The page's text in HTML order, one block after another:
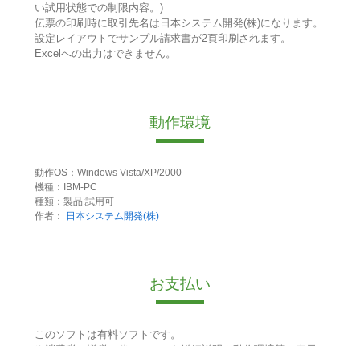
い試用状態での制限内容。)
伝票の印刷時に取引先名は日本システム開発(株)になります。
設定レイアウトでサンプル請求書が2頁印刷されます。
Excelへの出力はできません。
動作環境
動作OS：Windows Vista/XP/2000
機種：IBM-PC
種類：製品:試用可
作者：
日本システム開発(株)
お支払い
このソフトは有料ソフトです。